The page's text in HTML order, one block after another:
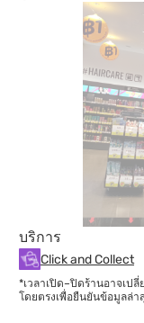
บริการ
Click and Collect
*เวลาเปิด–ปิดร้านอาจเ
โดยตรงเพื่อยืนยันข้อมูลล่า